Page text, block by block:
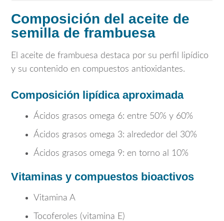
Composición del aceite de
semilla de frambuesa
El aceite de frambuesa destaca por su perfil lipídico
y su contenido en compuestos antioxidantes.
Composición lipídica aproximada
Ácidos grasos omega 6: entre 50% y 60%
Ácidos grasos omega 3: alrededor del 30%
Ácidos grasos omega 9: en torno al 10%
Vitaminas y compuestos bioactivos
Vitamina A
Tocoferoles (vitamina E)